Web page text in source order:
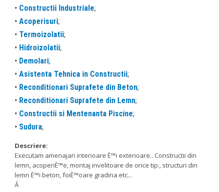
• Constructii Industriale;
• Acoperisuri;
• Termoizolatii;
• Hidroizolatii;
• Demolari;
• Asistenta Tehnica in Constructii;
• Reconditionari Suprafete din Beton;
• Reconditionari Suprafete din Lemn;
• Constructii si Mentenanta Piscine;
• Sudura;
Descriere:
Executam amenajari interioare È™i exterioare.. Constructii din
lemn, acoperiÈ™e, montaj invelitoare de orice tip., structuri din
lemn È™i beton, foiÈ™oare gradina etc...
Â